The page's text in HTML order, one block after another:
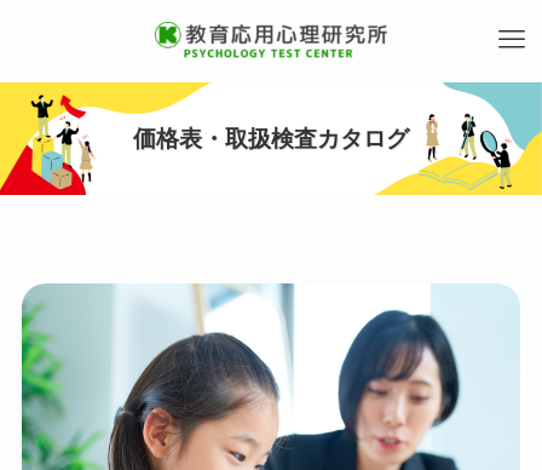
価格表・取扱検査カタログ